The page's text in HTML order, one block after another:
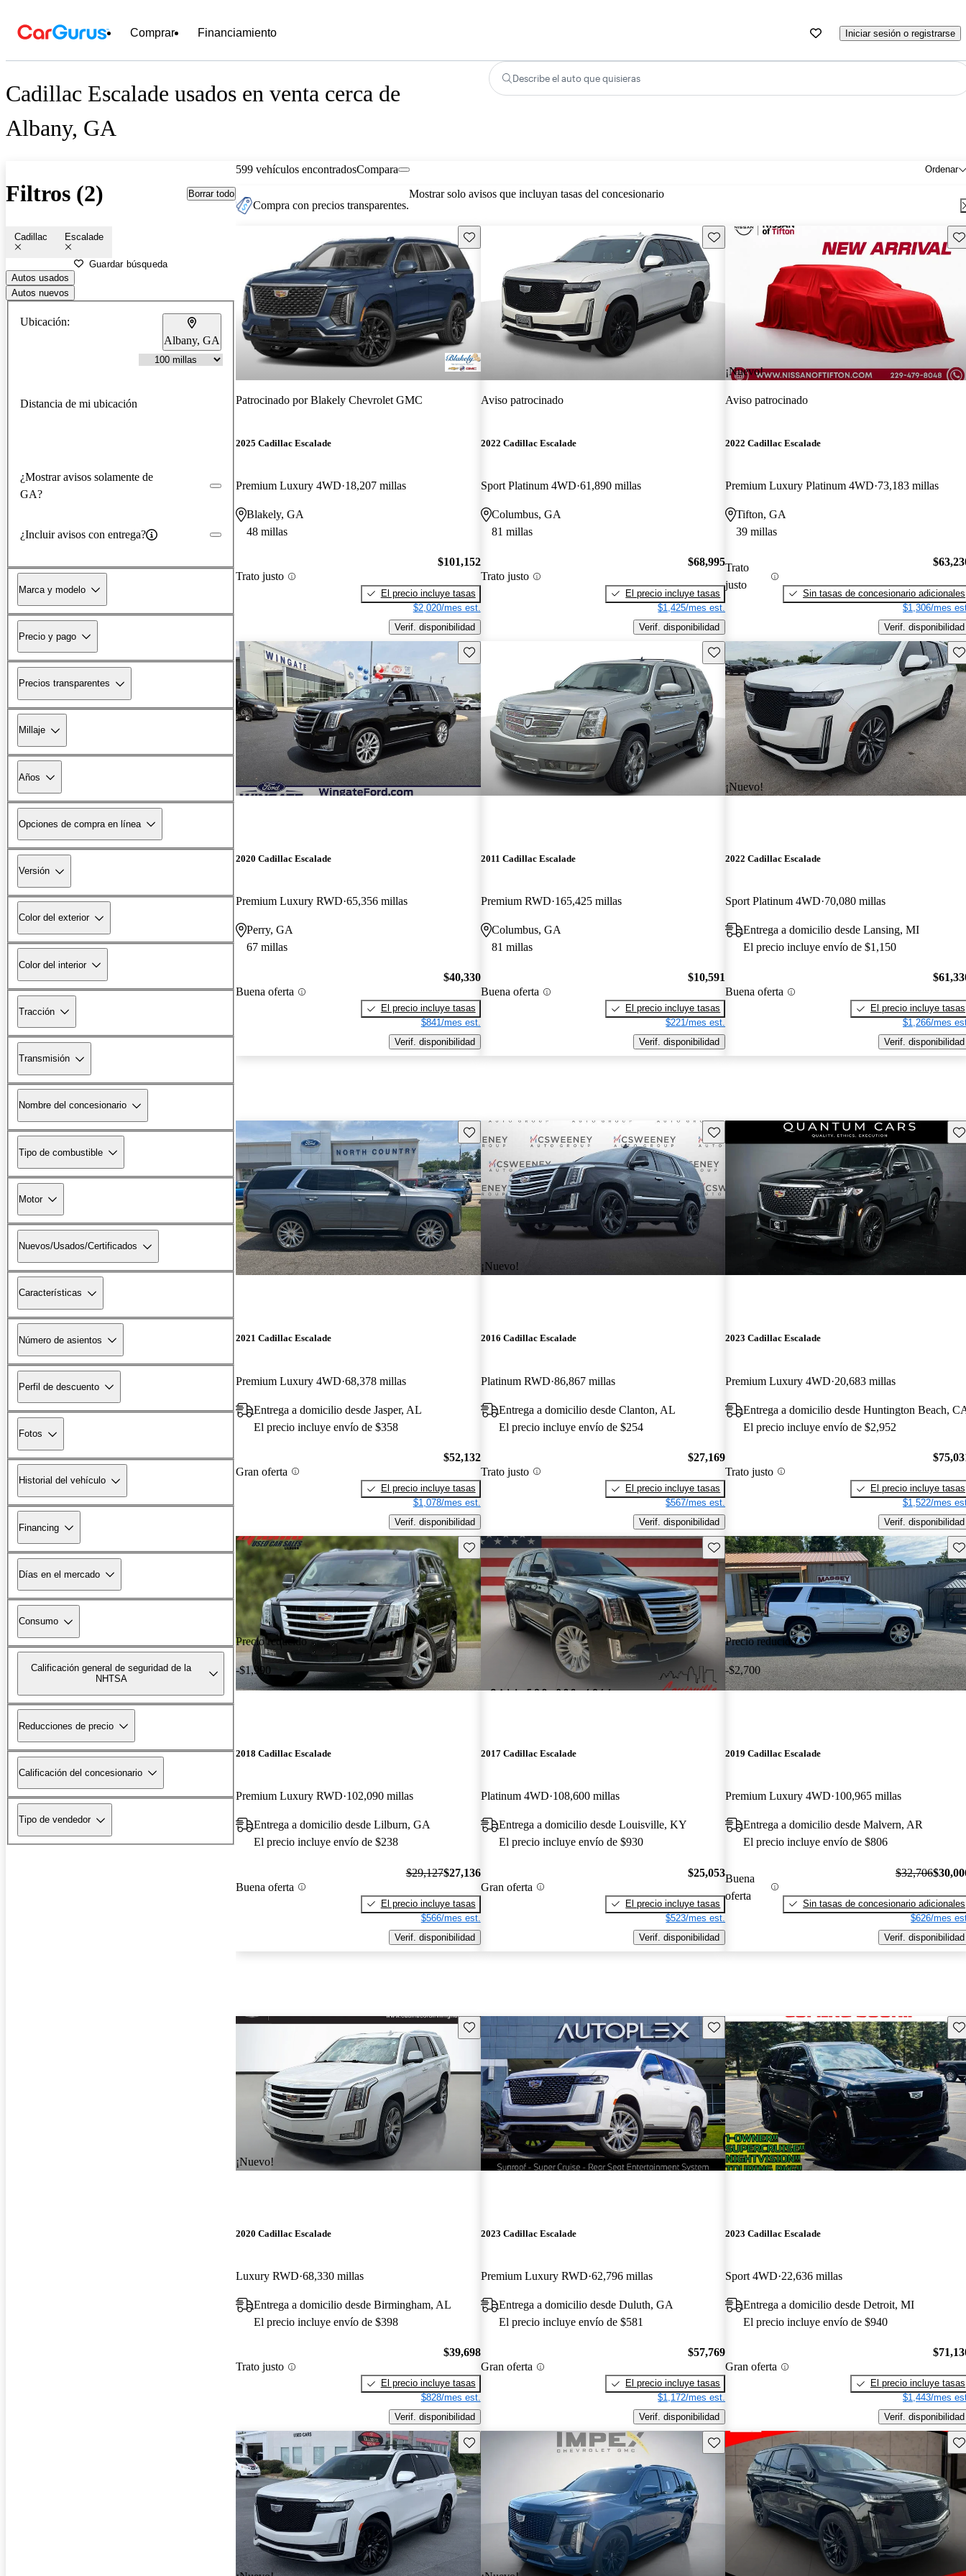
Comprar Financiamiento Iniciar sesión o registrarse
Cadillac Escalade usados en venta cerca de
Albany, GA
Describe el auto que quisieras
Filtros (2) Borrar todo
Cadillac Escalade
Guardar búsqueda
Autos usados
Autos nuevos
Ubicación:
Albany, GA
Distancia de mi ubicación
¿Mostrar avisos solamente de
GA?
¿Incluir avisos con entrega?
Marca y modelo
Precio y pago
Precios transparentes
Millaje
Años
Opciones de compra en línea
Versión
Color del exterior
Color del interior
Tracción
Transmisión
Nombre del concesionario
Tipo de combustible
Motor
Nuevos/Usados/Certificados
Características
Número de asientos
Perfil de descuento
Fotos
Historial del vehículo
Financing
Días en el mercado
Consumo
Calificación general de seguridad de la
NHTSA
Reducciones de precio
Calificación del concesionario
Tipo de vendedor
599 vehículos encontrados Ordenar
Compara
Compra con precios transparentes.
Mostrar solo avisos que incluyan tasas del concesionario
Guarda este Aviso
Patrocinado porBlakely Chevrolet GMC
2025 Cadillac Escalade
Premium Luxury 4WD 18,207 millas
Blakely, GA
48 millas
Trato justo
$101,152
El precio incluye tasas
$2,020/mes est.
Verif. disponibilidad
Guarda este Aviso
Aviso patrocinado
2022 Cadillac Escalade
Sport Platinum 4WD 61,890 millas
Columbus, GA
81 millas
Trato justo
$68,995
El precio incluye tasas
$1,425/mes est.
Verif. disponibilidad
¡Nuevo!
Aviso patrocinado
2022 Cadillac Escalade
Premium Luxury Platinum 4WD 73,183 millas
Tifton, GA
39 millas
Trato
justo
Sin tasas de concesionario adicionales
$1,306/mes
Verif. disponibilidad
Guarda este Aviso
2020 Cadillac Escalade
Premium Luxury RWD 65,356 millas
Perry, GA
67 millas
Buena oferta
$40,330
El precio incluye tasas
$841/mes est.
Verif. disponibilidad
Guarda este Aviso
2011 Cadillac Escalade
Premium RWD 165,425 millas
Columbus, GA
81 millas
Buena oferta
$10,591
El precio incluye tasas
$221/mes est.
Verif. disponibilidad
¡Nuevo!
2022 Cadillac Escalade
Sport Platinum 4WD 70,080 millas
Entrega a domicilio desde Lansing, MI
El precio incluye envío de $1,150
Buena oferta
El precio incluye tasas
$1,266/mes
Verif. disponibilidad
Guarda este Aviso
2021 Cadillac Escalade
Premium Luxury 4WD 68,378 millas
Entrega a domicilio desde Jasper, AL
El precio incluye envío de $358
Gran oferta
$52,132
El precio incluye tasas
$1,078/mes est.
Verif. disponibilidad
¡Nuevo!
Guarda este Aviso
2016 Cadillac Escalade
Platinum RWD 86,867 millas
Entrega a domicilio desde Clanton, AL
El precio incluye envío de $254
Trato justo
$27,169
El precio incluye tasas
$567/mes est.
Verif. disponibilidad
2023 Cadillac Escalade
Premium Luxury 4WD 20,683 millas
Entrega a domicilio desde Huntington Beach,
El precio incluye envío de $2,952
Trato justo
El precio incluye tasas
$1,522/mes
Verif. disponibilidad
Precio reducido
-$1,990
Guarda este Aviso
2018 Cadillac Escalade
Premium Luxury RWD 102,090 millas
Entrega a domicilio desde Lilburn, GA
El precio incluye envío de $238
Buena oferta
$29,127$27,136
El precio incluye tasas
$566/mes est.
Verif. disponibilidad
Guarda este Aviso
2017 Cadillac Escalade
Platinum 4WD 108,600 millas
Entrega a domicilio desde Louisville, KY
El precio incluye envío de $930
Gran oferta
$25,053
El precio incluye tasas
$523/mes est.
Verif. disponibilidad
Precio reducido
-$2,700
2019 Cadillac Escalade
Premium Luxury 4WD 100,965 millas
Entrega a domicilio desde Malvern, AR
El precio incluye envío de $806
Buena
oferta
$32,706
Sin tasas de concesionario adicionales
$626/mes
Verif. disponibilidad
¡Nuevo!
Guarda este Aviso
2020 Cadillac Escalade
Luxury RWD 68,330 millas
Entrega a domicilio desde Birmingham, AL
El precio incluye envío de $398
Trato justo
$39,698
El precio incluye tasas
$828/mes est.
Verif. disponibilidad
Guarda este Aviso
2023 Cadillac Escalade
Premium Luxury RWD 62,796 millas
Entrega a domicilio desde Duluth, GA
El precio incluye envío de $581
Gran oferta
$57,769
El precio incluye tasas
$1,172/mes est.
Verif. disponibilidad
2023 Cadillac Escalade
Sport 4WD 22,636 millas
Entrega a domicilio desde Detroit, MI
El precio incluye envío de $940
Gran oferta
El precio incluye tasas
$1,443/mes
Verif. disponibilidad
Guarda este Aviso Guarda este Aviso